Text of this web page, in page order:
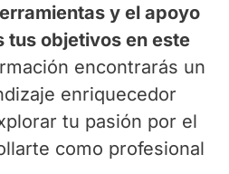
y el apoyo
tus objetivos en este
encontrarás un
enriquecedor
tu pasión por el
como profesional